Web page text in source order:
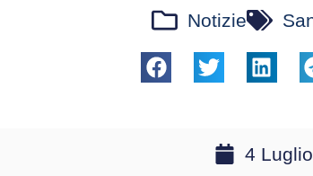
Notizie
4